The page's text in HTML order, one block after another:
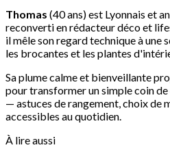
Thomas (40 ans) est Lyonnais et
reconverti en rédacteur déco et
il mêle son regard technique à une
les brocantes et les plantes
Sa plume calme et bienveillante
pour transformer un simple coin
— astuces de rangement, choix de
accessibles au quotidien.
À lire aussi